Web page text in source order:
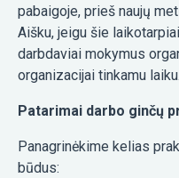
pabaigoje, prieš naujų
Aišku, jeigu šie
darbdaviai mokymus
organizacijai tinkamu laiku.
Patarimai darbo ginčų
Panagrinėkime kelias
būdus: